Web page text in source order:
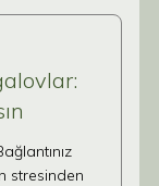
stresinden